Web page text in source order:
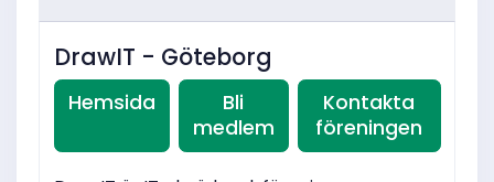
DrawIT - Göteborg
Hemsida
Bli
medlem
Kontakta
föreningen